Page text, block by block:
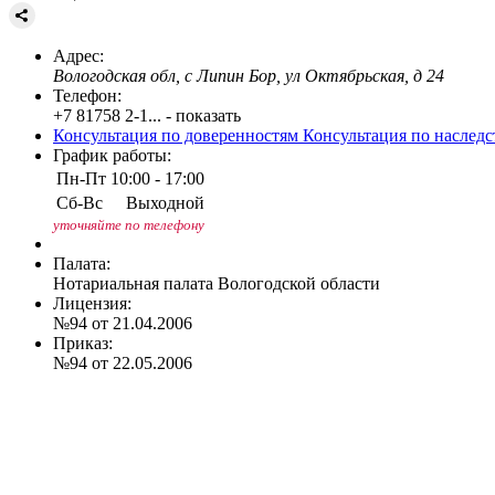
Адрес:
Вологодская обл, с Липин Бор, ул Октябрьская, д 24
Телефон:
+7 81758 2-1... - показать
Консультация по доверенностям Консультация по
График работы:
Пн-Пт 10:00 - 17:00
Сб-Вс
Выходной
уточняйте по телефону
Палата:
Нотариальная палата Вологодской области
Лицензия:
№94 от 21.04.2006
Приказ:
№94 от 22.05.2006